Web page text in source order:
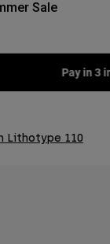
Sale
Pay in 3
Lithotype 110